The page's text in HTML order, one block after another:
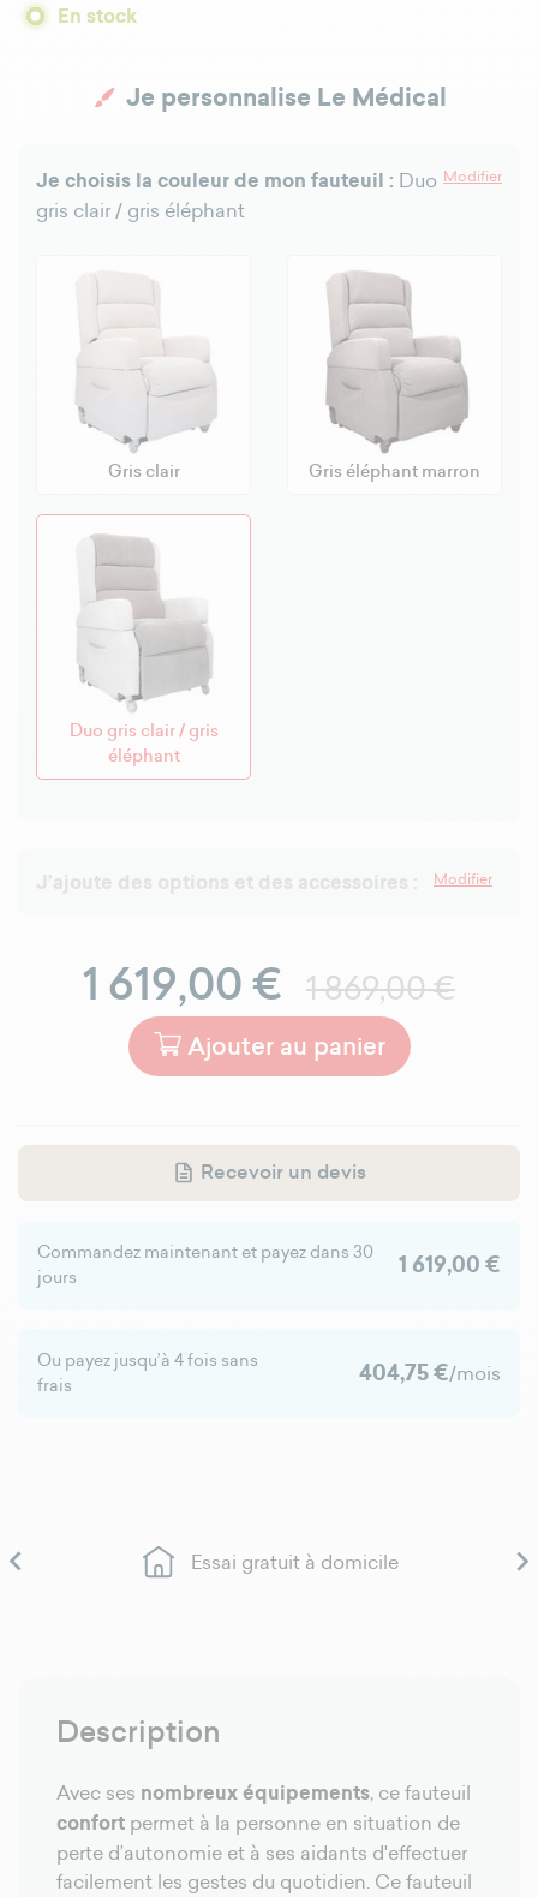
En stock
Je personnalise Le Médical
Je choisis la couleur de mon fauteuil : Duo
gris clair / gris éléphant
Modifier
Gris clair Gris éléphant marron
Duo gris clair / gris
éléphant
J’ajoute des options et des accessoires : Modifier
1 619,00 € 1 869,00 €
Ajouter au panier
Recevoir un devis
Commandez maintenant et payez dans 30
jours
1 619,00 €
Ou payez jusqu’à 4 fois sans
frais
404,75 €/mois
Essai gratuit à domicile
Description
Avec ses nombreux équipements, ce fauteuil
confort permet à la personne en situation de
perte d’autonomie et à ses aidants d'effectuer
facilement les gestes du quotidien. Ce fauteuil